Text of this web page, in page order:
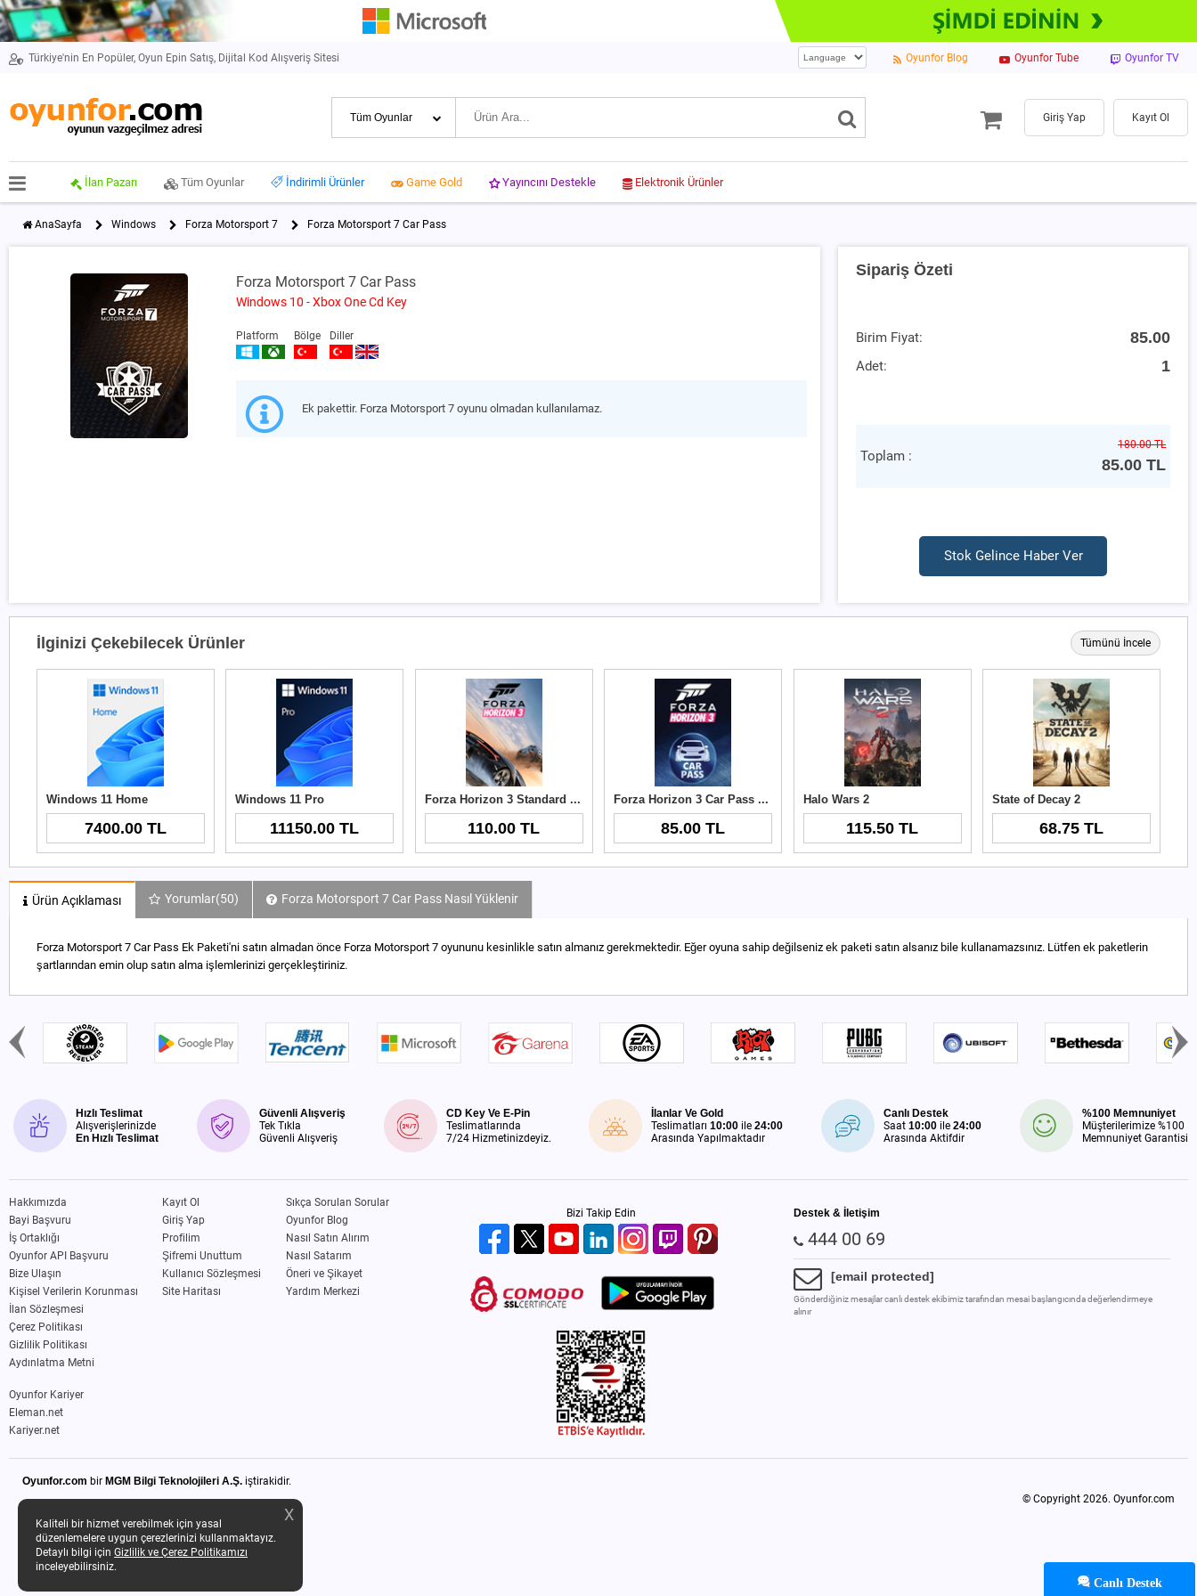
X
Kaliteli bir hizmet verebilmek için yasal
düzenlemelere uygun çerezlerinizi kullanmaktayız.
Detaylı bilgi için Gizlilik ve Çerez Politikamızı
inceleyebilirsiniz.
Türkiye'nin En Popüler, Oyun Epin Satış, Dijital Kod Alışveriş Sitesi Oyunfor Blog Oyunfor Tube Oyunfor TV
Giriş Yap Kayıt Ol
İlan Pazarı Tüm Oyunlar İndirimli Ürünler Game Gold Yayıncını Destekle Elektronik Ürünler
AnaSayfa Windows Forza Motorsport 7 Forza Motorsport 7 Car Pass
Forza Motorsport 7 Car Pass
Windows 10 - Xbox One Cd Key
Platform Bölge Diller
Ek pakettir. Forza Motorsport 7 oyunu olmadan kullanılamaz.
Sipariş Özeti
Birim Fiyat: 85.00
Adet: 1
Toplam :
180.00 TL
85.00 TL
Stok Gelince Haber Ver
İlginizi Çekebilecek Ürünler Tümünü İncele
Windows 11 Home
7400.00 TL
Windows 11 Pro
11150.00 TL
Forza Horizon 3 Standard Edition Windows 10 Cd Key
110.00 TL
Forza Horizon 3 Car Pass Key
85.00 TL
Halo Wars 2
115.50 TL
State of Decay 2
68.75 TL
Ürün Açıklaması Yorumlar(50) Forza Motorsport 7 Car Pass Nasıl Yüklenir
Forza Motorsport 7 Car Pass Ek Paketi'ni satın almadan önce Forza Motorsport 7 oyununu kesinlikle satın almanız gerekmektedir. Eğer oyuna sahip değilseniz ek paketi satın alsanız bile kullanamazsınız. Lütfen ek paketlerin
şartlarından emin olup satın alma işlemlerinizi gerçekleştiriniz.
Hızlı Teslimat
Alışverişlerinizde
En Hızlı Teslimat
Güvenli Alışveriş
Tek Tıkla
Güvenli Alışveriş
CD Key Ve E-Pin
Teslimatlarında
7/24 Hizmetinizdeyiz.
İlanlar Ve Gold
Teslimatları10:00 ile24:00
Arasında Yapılmaktadır
Canlı Destek
Saat10:00 ile24:00
Arasında Aktifdir
%100 Memnuniyet
Müşterilerimize %100
Memnuniyet Garantisi
Hakkımızda
Bayi Başvuru
İş Ortaklığı
Oyunfor API Başvuru
Bize Ulaşın
Kişisel Verilerin Korunması
İlan Sözleşmesi
Çerez Politikası
Gizlilik Politikası
Aydınlatma Metni
Kayıt Ol
Giriş Yap
Profilim
Şifremi Unuttum
Kullanıcı Sözleşmesi
Site Haritası
Sıkça Sorulan Sorular
Oyunfor Blog
Nasıl Satın Alırım
Nasıl Satarım
Öneri ve Şikayet
Yardım Merkezi
Oyunfor Kariyer
Eleman.net
Kariyer.net
Bizi Takip Edin Destek & İletişim
444 00 69
[email protected]
Gönderdiğiniz mesajlar canlı destek ekibimiz tarafından mesai başlangıcında değerlendirmeye
alınır
Oyunfor.com bir MGM Bilgi Teknolojileri A.Ş. iştirakidir.
© Copyright 2026. Oyunfor.com